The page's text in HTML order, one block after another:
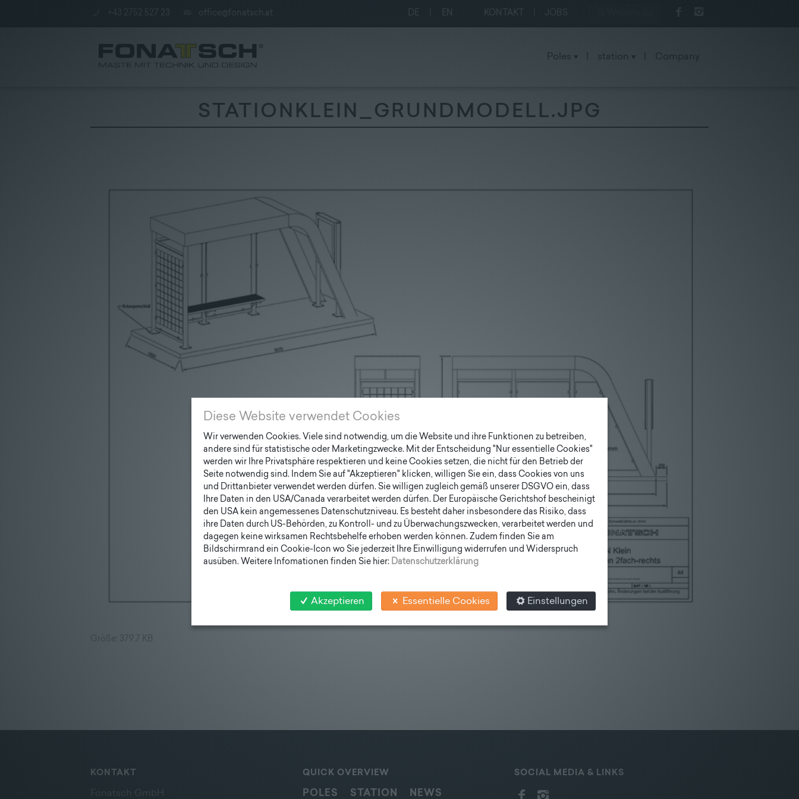
office@fonatsch.at KONTAKT JOBS
DE EN
Poles station Company
STATIONKLEIN_GRUNDMODELL.JPG
KONTAKT QUICK OVERVIEW
POLES STATION NEWS
SOCIAL MEDIA & LINKS
Diese Website verwendet Cookies
Wir verwenden Cookies. Viele sind notwendig, um die Website und ihre Funktionen zu betreiben,
andere sind für statistische oder Marketingzwecke. Mit der Entscheidung "Nur essentielle Cookies"
werden wir Ihre Privatsphäre respektieren und keine Cookies setzen, die nicht für den Betrieb der
Seite notwendig sind. Indem Sie auf "Akzeptieren" klicken, willigen Sie ein, dass Cookies von uns
und Drittanbieter verwendet werden dürfen. Sie willigen zugleich gemäß unserer DSGVO ein, dass
Ihre Daten in den USA/Canada verarbeitet werden dürfen. Der Europäische Gerichtshof bescheinigt
den USA kein angemessenes Datenschutzniveau. Es besteht daher insbesondere das Risiko, dass
ihre Daten durch US-Behörden, zu Kontroll- und zu Überwachungszwecken, verarbeitet werden und
dagegen keine wirksamen Rechtsbehelfe erhoben werden können. Zudem finden Sie am
Bildschirmrand ein Cookie-Icon wo Sie jederzeit Ihre Einwilligung widerrufen und Widerspruch
ausüben. Weitere Infomationen finden Sie hier: Datenschutzerklärung
Akzeptieren Essentielle Cookies Einstellungen